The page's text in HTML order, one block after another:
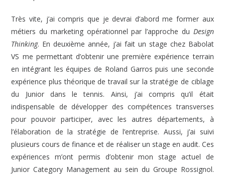
Très vite, j’ai compris que je devrai d’abord me former aux
métiers du marketing opérationnel par l’approche du Design
Thinking. En deuxième année, j’ai fait un stage chez Babolat
VS me permettant d’obtenir une première expérience terrain
en intégrant les équipes de Roland Garros puis une seconde
expérience plus théorique de travail sur la stratégie de ciblage
du Junior dans le tennis. Ainsi, j’ai compris qu’il était
indispensable de développer des compétences transverses
pour pouvoir participer, avec les autres départements, à
l’élaboration de la stratégie de l’entreprise. Aussi, j’ai suivi
plusieurs cours de finance et de réaliser un stage en audit. Ces
expériences m’ont permis d’obtenir mon stage actuel de
Junior Category Management au sein du Groupe Rossignol.